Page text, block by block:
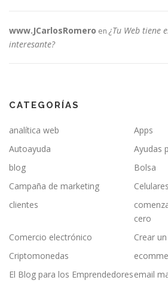
www.JCarlosRomero en ¿Tu Web tiene
interesante?
CATEGORÍAS
analítica web
Apps
Autoayuda
Ayudas
blog
Bolsa
Campaña de marketing
Celulares
clientes
cero
Comercio electrónico
Crear
Criptomonedas
El Blog para los Emprendedoresemail